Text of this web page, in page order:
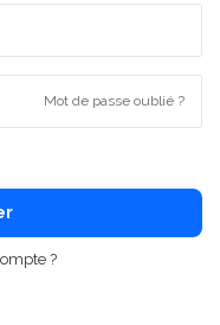
Mot de passe oublié ?
?